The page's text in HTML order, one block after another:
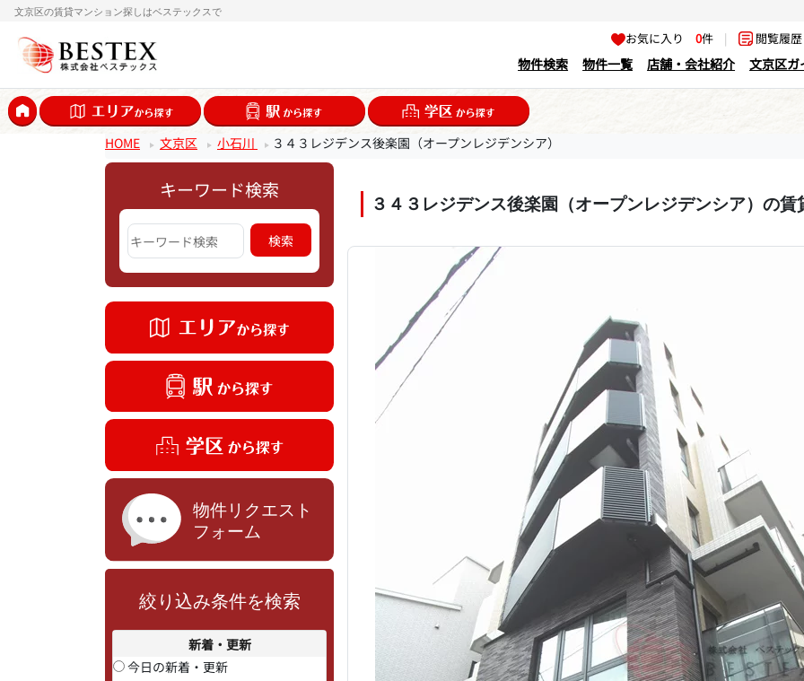
文京区の賃貸マンション探しはベステックスで
お気に入り0件 | 閲覧履
物件検索 物件一覧 店舗・会社紹介 文京区ガ
HOME 文京区 小石川 ３４３レジデンス後楽園（オープンレジデンシア）
キーワード検索
絞り込み条件を検索
新着・更新
今日の新着・更新
３４３レジデンス後楽園（オープンレジデンシア）の賃